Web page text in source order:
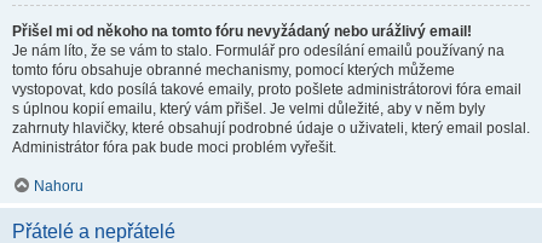
Přišel mi od někoho na tomto fóru nevyžádaný nebo urážlivý email!
Je nám líto, že se vám to stalo. Formulář pro odesílání emailů používaný na
tomto fóru obsahuje obranné mechanismy, pomocí kterých můžeme
vystopovat, kdo posílá takové emaily, proto pošlete administrátorovi fóra email
s úplnou kopií emailu, který vám přišel. Je velmi důležité, aby v něm byly
zahrnuty hlavičky, které obsahují podrobné údaje o uživateli, který email poslal.
Administrátor fóra pak bude moci problém vyřešit.
Nahoru
Přátelé a nepřátelé